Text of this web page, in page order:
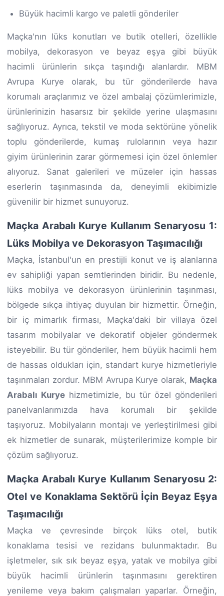
Büyük hacimli kargo ve paletli gönderiler
Maçka'nın lüks konutları ve butik otelleri, özellikle
mobilya, dekorasyon ve beyaz eşya gibi büyük
hacimli ürünlerin sıkça taşındığı alanlardır. MBM
Avrupa Kurye olarak, bu tür gönderilerde hava
korumalı araçlarımız ve özel ambalaj çözümlerimizle,
ürünlerinizin hasarsız bir şekilde yerine ulaşmasını
sağlıyoruz. Ayrıca, tekstil ve moda sektörüne yönelik
toplu gönderilerde, kumaş rulolarının veya hazır
giyim ürünlerinin zarar görmemesi için özel önlemler
alıyoruz. Sanat galerileri ve müzeler için hassas
eserlerin taşınmasında da, deneyimli ekibimizle
güvenilir bir hizmet sunuyoruz.
Maçka Arabalı Kurye Kullanım Senaryosu 1:
Lüks Mobilya ve Dekorasyon Taşımacılığı
Maçka, İstanbul'un en prestijli konut ve iş alanlarına
ev sahipliği yapan semtlerinden biridir. Bu nedenle,
lüks mobilya ve dekorasyon ürünlerinin taşınması,
bölgede sıkça ihtiyaç duyulan bir hizmettir. Örneğin,
bir iç mimarlık firması, Maçka'daki bir villaya özel
tasarım mobilyalar ve dekoratif objeler göndermek
isteyebilir. Bu tür gönderiler, hem büyük hacimli hem
de hassas oldukları için, standart kurye hizmetleriyle
taşınmaları zordur. MBM Avrupa Kurye olarak, Maçka
Arabalı Kurye hizmetimizle, bu tür özel gönderileri
panelvanlarımızda hava korumalı bir şekilde
taşıyoruz. Mobilyaların montajı ve yerleştirilmesi gibi
ek hizmetler de sunarak, müşterilerimize komple bir
çözüm sağlıyoruz.
Maçka Arabalı Kurye Kullanım Senaryosu 2:
Otel ve Konaklama Sektörü İçin Beyaz Eşya
Taşımacılığı
Maçka ve çevresinde birçok lüks otel, butik
konaklama tesisi ve rezidans bulunmaktadır. Bu
işletmeler, sık sık beyaz eşya, yatak ve mobilya gibi
büyük hacimli ürünlerin taşınmasını gerektiren
yenileme veya bakım çalışmaları yaparlar. Örneğin,